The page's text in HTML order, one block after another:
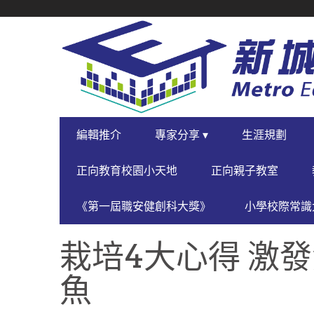
NAVIGATION
PRIMARY
NAVIGATION
編輯推介 專家分享 ▾ 生涯規劃
正向教育校園小天地 正向親子教室
《第一屆職安健創科大獎》 小學校際常
栽培4大心得 激
魚